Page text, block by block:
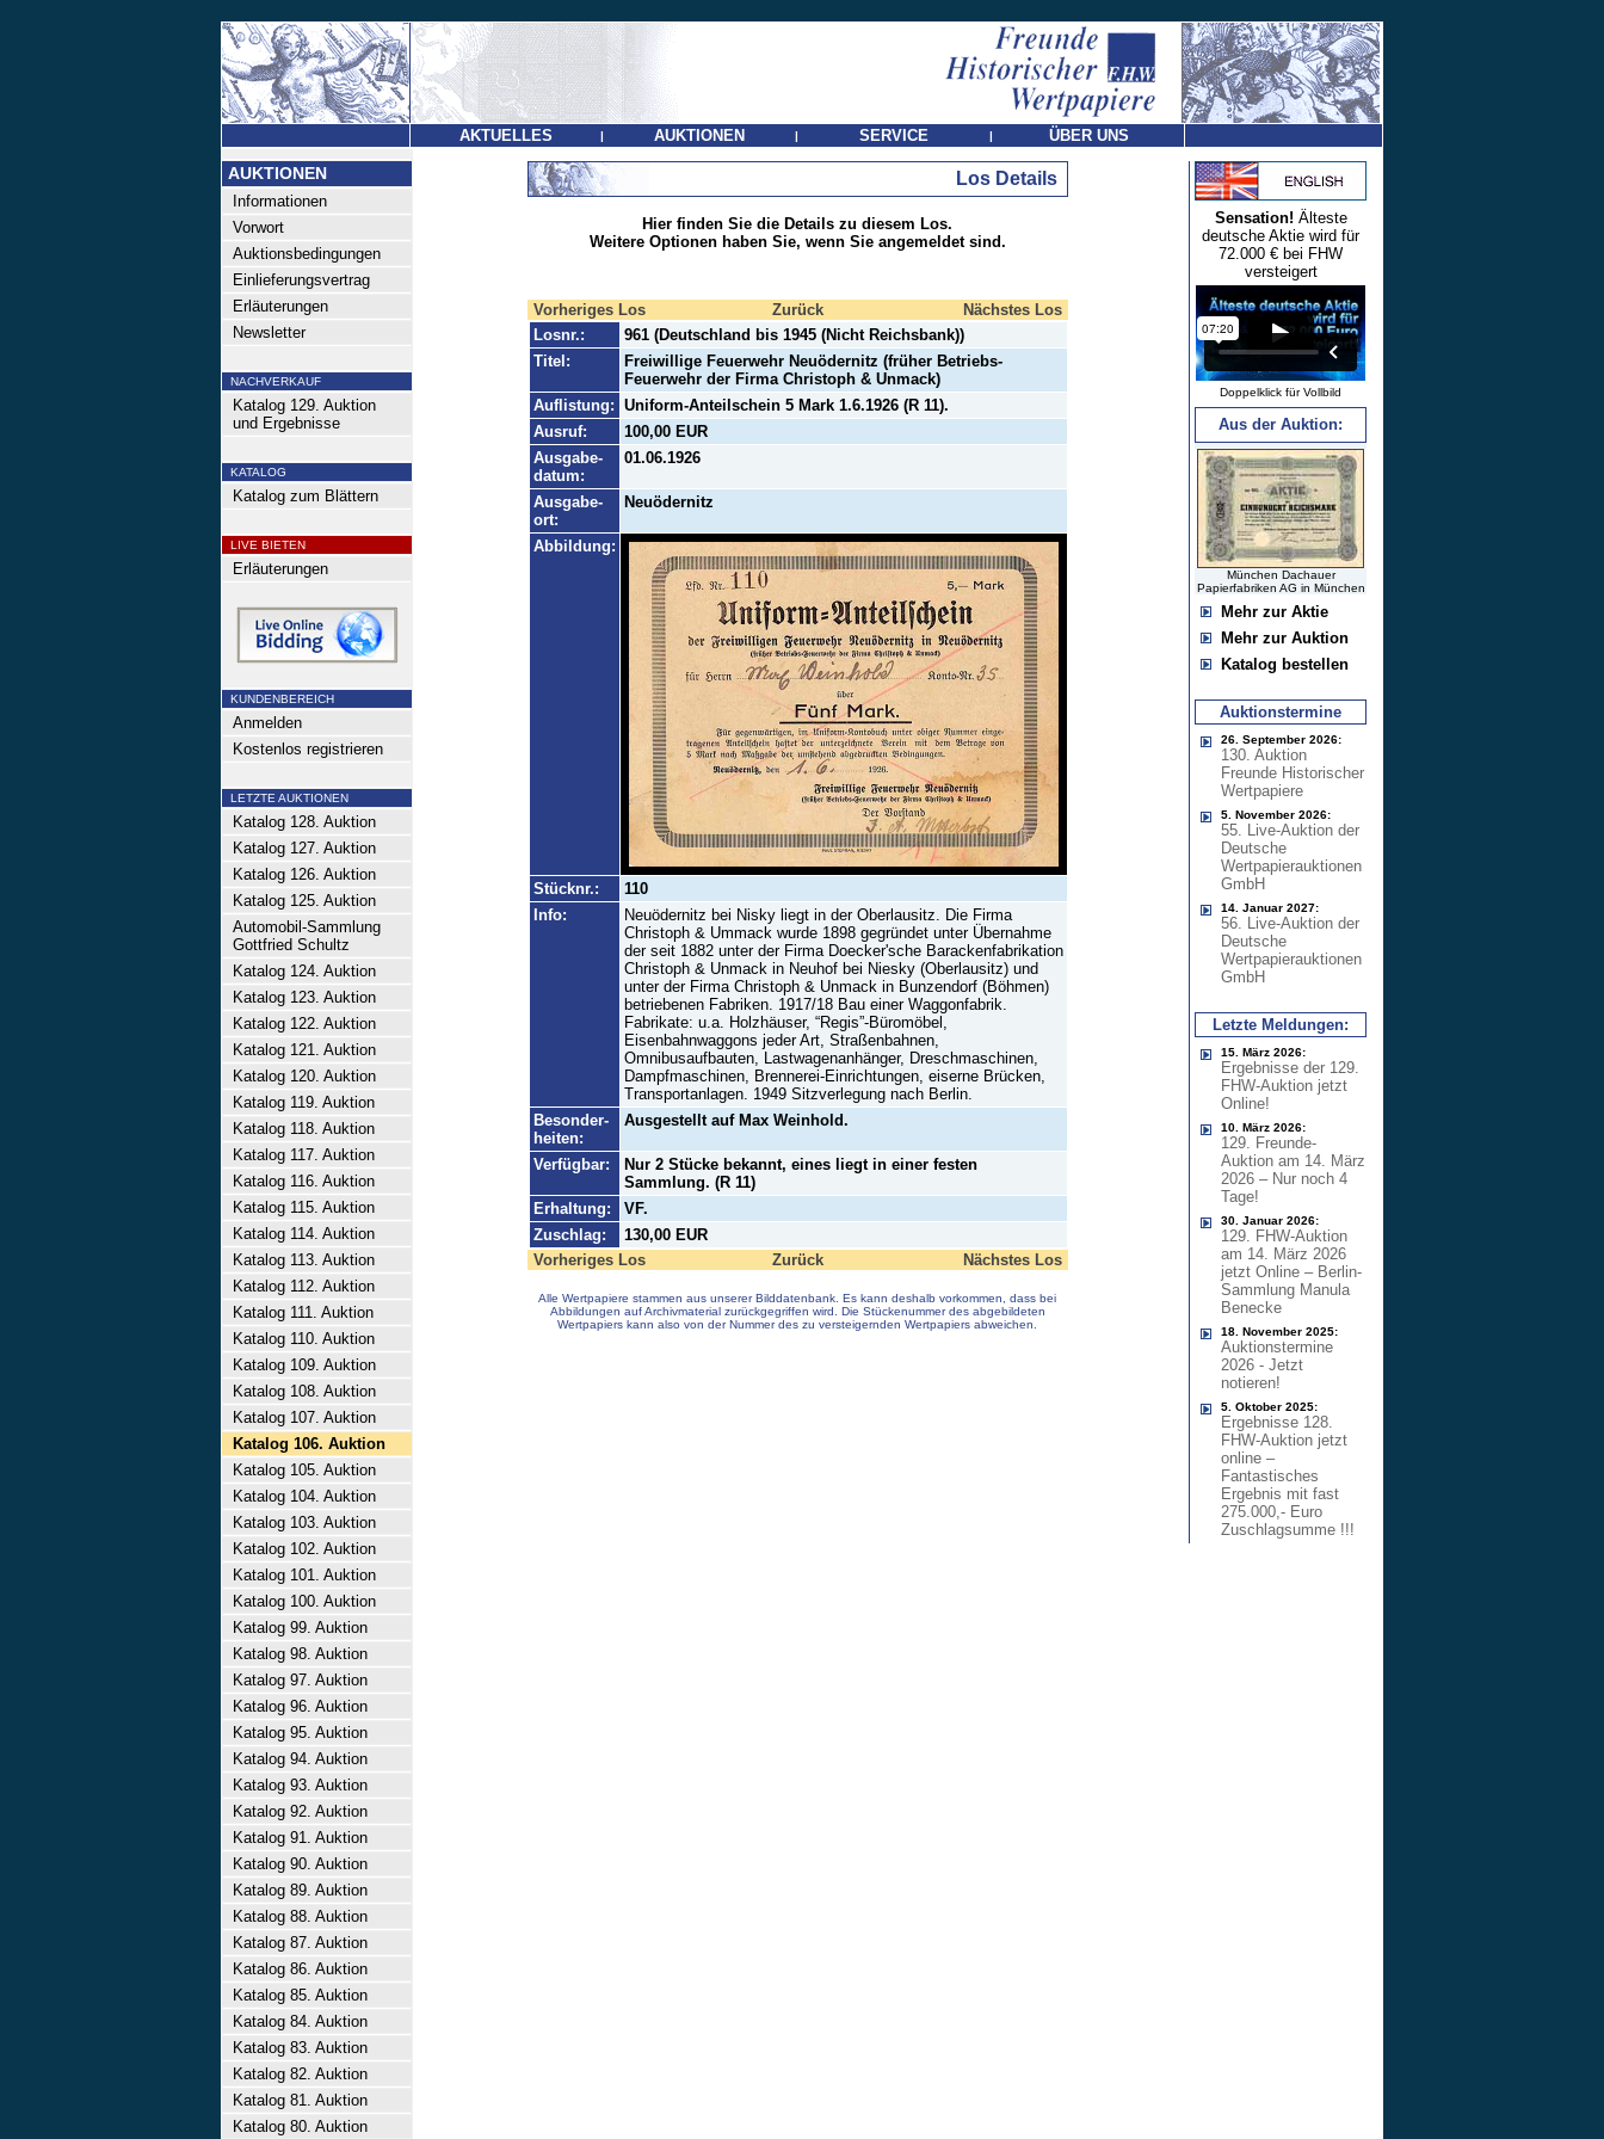
AKTUELLES | AUKTIONEN | SERVICE | ÜBER UNS
AUKTIONEN
Informationen
Vorwort
Auktionsbedingungen
Einlieferungsvertrag
Erläuterungen
Newsletter
NACHVERKAUF
Katalog 129. Auktion
und Ergebnisse
KATALOG
Katalog zum Blättern
LIVE BIETEN
Erläuterungen
KUNDENBEREICH
Anmelden
Kostenlos registrieren
LETZTE AUKTIONEN
Katalog 128. Auktion
Katalog 127. Auktion
Katalog 126. Auktion
Katalog 125. Auktion
Automobil-Sammlung
Gottfried Schultz
Katalog 124. Auktion
Katalog 123. Auktion
Katalog 122. Auktion
Katalog 121. Auktion
Katalog 120. Auktion
Katalog 119. Auktion
Katalog 118. Auktion
Katalog 117. Auktion
Katalog 116. Auktion
Katalog 115. Auktion
Katalog 114. Auktion
Katalog 113. Auktion
Katalog 112. Auktion
Katalog 111. Auktion
Katalog 110. Auktion
Katalog 109. Auktion
Katalog 108. Auktion
Katalog 107. Auktion
Katalog 106. Auktion
Katalog 105. Auktion
Katalog 104. Auktion
Katalog 103. Auktion
Katalog 102. Auktion
Katalog 101. Auktion
Katalog 100. Auktion
Katalog 99. Auktion
Katalog 98. Auktion
Katalog 97. Auktion
Katalog 96. Auktion
Katalog 95. Auktion
Katalog 94. Auktion
Katalog 93. Auktion
Katalog 92. Auktion
Katalog 91. Auktion
Katalog 90. Auktion
Katalog 89. Auktion
Katalog 88. Auktion
Katalog 87. Auktion
Katalog 86. Auktion
Katalog 85. Auktion
Katalog 84. Auktion
Katalog 83. Auktion
Katalog 82. Auktion
Katalog 81. Auktion
Katalog 80. Auktion
Los Details
Hier finden Sie die Details zu diesem Los.
Weitere Optionen haben Sie, wenn Sie angemeldet sind.
Vorheriges Los Zurück
Nächstes Los
Losnr.:
961 (Deutschland bis 1945 (Nicht Reichsbank))
Titel:
Freiwillige Feuerwehr Neuödernitz (früher Betriebs-
Feuerwehr der Firma Christoph & Unmack)
Auflistung: Uniform-Anteilschein 5 Mark 1.6.1926 (R 11).
Ausruf:
100,00 EUR
Ausgabe-
datum:
01.06.1926
Ausgabe-
ort:
Neuödernitz
Abbildung:
Stücknr.:
110
Info:
Neuödernitz bei Nisky liegt in der Oberlausitz. Die Firma
Christoph & Ummack wurde 1898 gegründet unter Übernahme
der seit 1882 unter der Firma Doecker'sche Barackenfabrikation
Christoph & Unmack in Neuhof bei Niesky (Oberlausitz) und
unter der Firma Christoph & Unmack in Bunzendorf (Böhmen)
betriebenen Fabriken. 1917/18 Bau einer Waggonfabrik.
Fabrikate: u.a. Holzhäuser, “Regis”-Büromöbel,
Eisenbahnwaggons jeder Art, Straßenbahnen,
Omnibusaufbauten, Lastwagenanhänger, Dreschmaschinen,
Dampfmaschinen, Brennerei-Einrichtungen, eiserne Brücken,
Transportanlagen. 1949 Sitzverlegung nach Berlin.
Besonder-
heiten:
Ausgestellt auf Max Weinhold.
Verfügbar:
Nur 2 Stücke bekannt, eines liegt in einer festen
Sammlung. (R 11)
Erhaltung:
VF.
Zuschlag:
130,00 EUR
Vorheriges Los
Zurück Nächstes Los
Alle Wertpapiere stammen aus unserer Bilddatenbank. Es kann deshalb vorkommen, dass bei
Abbildungen auf Archivmaterial zurückgegriffen wird. Die Stückenummer des abgebildeten
Wertpapiers kann also von der Nummer des zu versteigernden Wertpapiers abweichen.
Sensation! Älteste
deutsche Aktie wird für
72.000 € bei FHW
versteigert
Doppelklick für Vollbild
Aus der Auktion:
München Dachauer
Papierfabriken AG in München
Mehr zur Aktie
Mehr zur Auktion
Katalog bestellen
Auktionstermine
26. September 2026:
130. Auktion
Freunde Historischer
Wertpapiere
5. November 2026:
55. Live-Auktion der
Deutsche
Wertpapierauktionen
GmbH
14. Januar 2027:
56. Live-Auktion der
Deutsche
Wertpapierauktionen
GmbH
Letzte Meldungen:
15. März 2026:
Ergebnisse der 129.
FHW-Auktion jetzt
Online!
10. März 2026:
129. Freunde-
Auktion am 14. März
2026 – Nur noch 4
Tage!
30. Januar 2026:
129. FHW-Auktion
am 14. März 2026
jetzt Online – Berlin-
Sammlung Manula
Benecke
18. November 2025:
Auktionstermine
2026 - Jetzt
notieren!
5. Oktober 2025:
Ergebnisse 128.
FHW-Auktion jetzt
online –
Fantastisches
Ergebnis mit fast
275.000,- Euro
Zuschlagsumme !!!